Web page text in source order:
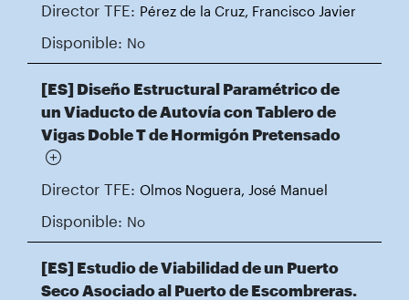
Director TFE: Pérez de la Cruz, Francisco Javier
Disponible: No
[ES] Diseño Estructural Paramétrico de
un Viaducto de Autovía con Tablero de
Vigas Doble T de Hormigón Pretensado
Director TFE: Olmos Noguera, José Manuel
Disponible: No
[ES] Estudio de Viabilidad de un Puerto
Seco Asociado al Puerto de Escombreras.